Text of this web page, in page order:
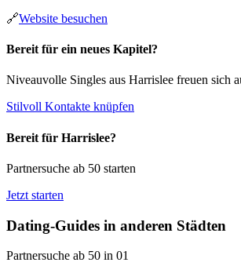
🔗Website besuchen
Bereit für ein neues Kapitel?
Niveauvolle Singles aus Harrislee freuen sich
Stilvoll Kontakte knüpfen
Bereit für Harrislee?
Partnersuche ab 50 starten
Jetzt starten
Dating-Guides in anderen Städten
Partnersuche ab 50 in 01